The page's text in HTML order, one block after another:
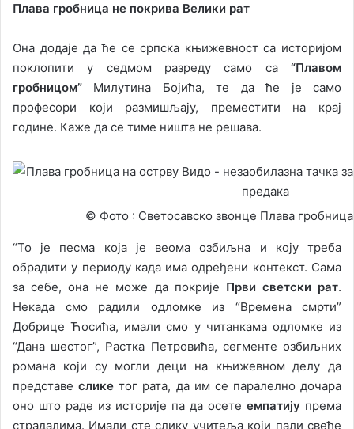
Плава гробница не покрива Велики рат
Она додаје да ће се српска књижевност са историјом
поклопити у седмом разреду само са “Плавом
гробницом” Милутина Бојића, те да ће је само
професори који размишљају, преместити на крај
године. Каже да се тиме ништа не решава.
© Фото : Светосавско звонце Плава
“То је песма која је веома озбиљна и коју треба
обрадити у периоду када има одређени контекст. Сама
за себе, она не може да покрије Први светски рат.
Некада смо радили одломке из “Времена смрти”
Добрице Ћосића, имали смо у читанкама одломке из
“Дана шестог”, Растка Петровића, сегменте озбиљних
романа који су могли деци на књижевном делу да
представе слике тог рата, да им се паралелно дочара
оно што раде из историје па да осете емпатију према
страдалима. Имали сте слику учитеља који пали свеће